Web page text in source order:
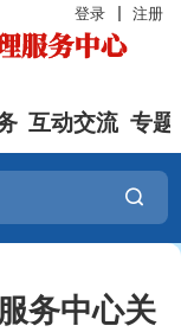
登录 注册
互动交流 专题
务中心关